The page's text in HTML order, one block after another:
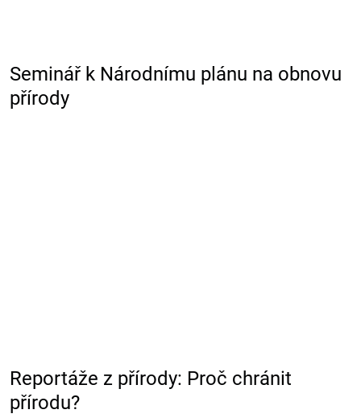
Seminář k Národnímu plánu na obnovu
přírody
Reportáže z přírody: Proč chránit
přírodu?